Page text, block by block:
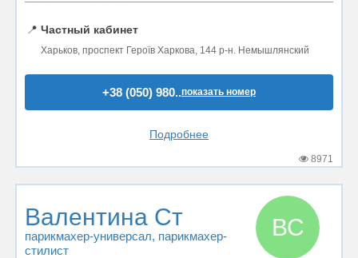
📍 Частный кабинет
Харьков, проспект Героїв Харкова, 144 р-н. Немышлянский
+38 (050) 980..показать номер
Подробнее
8971
Валентина Ст
парикмахер-универсал, парикмахер-
стилист
ВС